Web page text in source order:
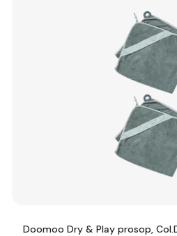
Doomoo Dry & Play prosop,